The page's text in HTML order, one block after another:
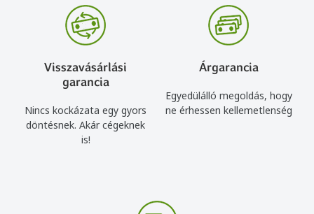
Visszavásárlási
garancia
Nincs kockázata egy gyors
döntésnek. Akár cégeknek
is!
Árgarancia
Egyedülálló megoldás, hogy
ne érhessen kellemetlenség